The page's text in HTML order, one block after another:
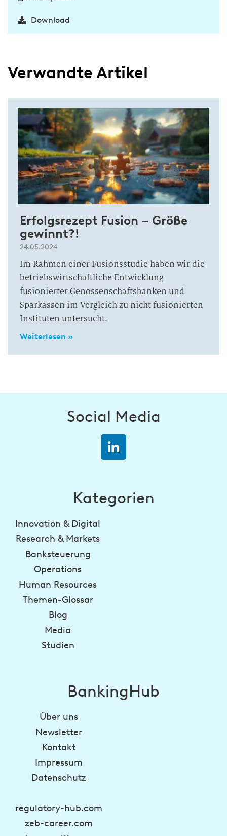
Download
Verwandte Artikel
Erfolgsrezept Fusion – Größe
gewinnt?!
24.05.2024
Im Rahmen einer Fusionsstudie haben wir die
betriebswirtschaftliche Entwicklung
fusionierter Genossenschaftsbanken und
Sparkassen im Vergleich zu nicht fusionierten
Instituten untersucht.
Weiterlesen »
Social Media
Kategorien
Innovation & Digital
Research & Markets
Banksteuerung
Operations
Human Resources
Themen-Glossar
Blog
Media
Studien
BankingHub
Über uns
Newsletter
Kontakt
Impressum
Datenschutz
regulatory-hub.com
zeb-career.com